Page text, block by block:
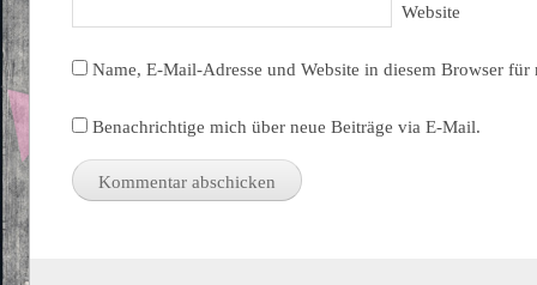
Website
Name, E-Mail-Adresse und Website in diesem Browser
Benachrichtige mich über neue Beiträge via E-Mail.